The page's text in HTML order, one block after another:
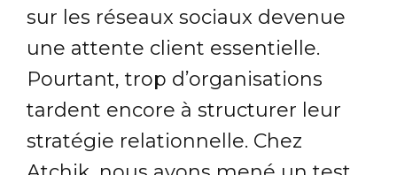
sur les réseaux sociaux devenue
une attente client essentielle.
Pourtant, trop d’organisations
tardent encore à structurer leur
stratégie relationnelle. Chez